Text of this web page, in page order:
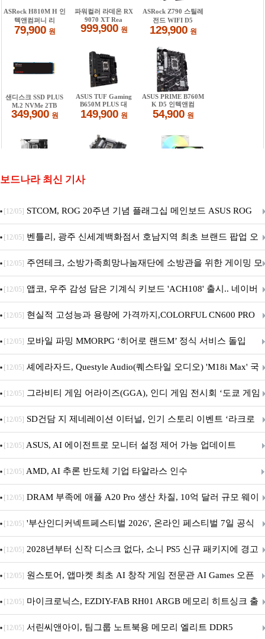
보드나라 최신 기사
[12/05] STCOM, ROG 20주년 기념 플래그십 메인보드 ASUS ROG
Crosshair X870E EDITION 20 국내 출시 예정
[12/05] 벤틀리, 광주 신세계백화점서 호남지역 최초 브랜드 팝업 오
픈
[12/05] 주연테크, 소방가족희망나눔재단에 소방관을 위한 게이밍 모
니터·스마트 펫 침대 기부
[12/05] 앱코, 우주 감성 담은 기계식 키보드 'ACH108' 출시.. 네이버
브랜드데이 기획전 진행
[12/05] 현실적 고성능과 용량에 가격까지,COLORFUL CN600 PRO
M.2 NVMe 디앤디컴 1TB
[12/05] 모바일 파밍 MMORPG ‘히어로 랜드M’ 정식 서비스 돌입
[12/05] 셰에라자드, Questyle Audio(퀘스타일 오디오) 'M18i Max' 국
내 정식 출시
[12/05] 그라비티 게임 어라이즈(GGA), 인디 게임 전시회 ‘도쿄 게임
던전 13’ 참가!
[12/05] SD건담 지 제네레이션 이터널, 인기 스토리 이벤트 ‘라크로
아의 용사’ 재개최 및 풍성한 기념 이벤트 실시!
[12/05] ASUS, AI 에이전트로 모니터 설정 제어 가능 업데이트
[12/05] AMD, AI 추론 반도체 기업 타알라스 인수
[12/05] DRAM 부족에 애플 A20 Pro 생산 차질, 10억 달러 규모 웨이
퍼 대기
[12/05] '부산인디커넥트페스티벌 2026', 온라인 페스티벌 7일 공식
개막... 22일간 진행
[12/05] 2028년부터 신작 디스크 없다, 소니 PS5 신규 패키지에 경고
문 추가
[12/05] 원스토어, 앱마켓 최초 AI 창작 게임 전문관 AI Games 오픈
[12/05] 마이크로닉스, EZDIY-FAB RH01 ARGB 메모리 히트싱크 출
시
[12/05] 서린씨앤아이, 팀그룹 노트북용 메모리 엘리트 DDR5